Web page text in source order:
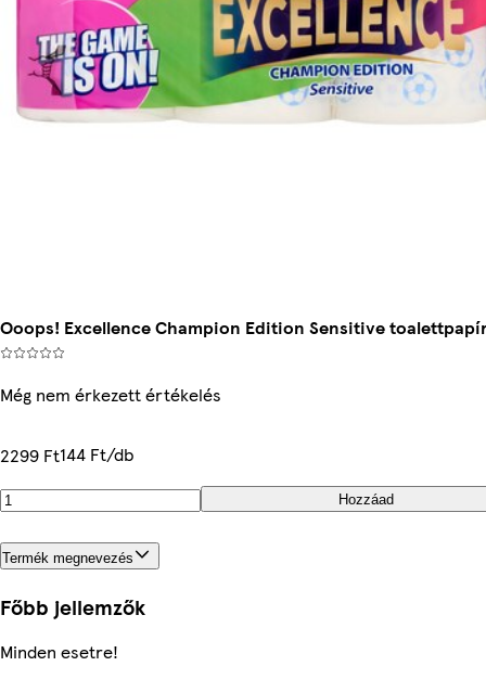
Ooops! Excellence Champion Edition Sensitive
Még nem érkezett értékelés
2299 Ft144 Ft/db
Hozzáad
Termék megnevezés
Főbb jellemzők
Minden esetre!